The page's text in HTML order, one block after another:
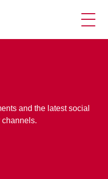
and the latest social